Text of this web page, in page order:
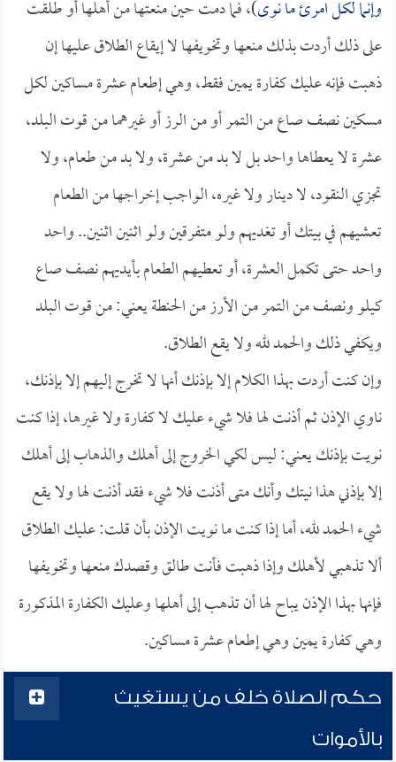
وإنما لكل امرئ ما نوى)، فما دمت حين منعتها من أهلها أو طلقت
على ذلك أردت بذلك منعها وتخويفها لا إيقاع الطلاق عليها إن
ذهبت فإنه عليك كفارة يمين فقط، وهي إطعام عشرة مساكين لكل
مسكين نصف صاع من التمر أو من الرز أو غيرهما من قوت البلد،
عشرة لا يعطاها واحد بل لا بد من عشرة، ولا بد من طعام، ولا
تجزي النقود، لا دينار ولا غيره، الواجب إخراجها من الطعام
تعشيهم في بيتك أو تغديهم ولو متفرقين ولو اثنين اثنين.. واحد
واحد حتى تكمل العشرة، أو تعطيهم الطعام بأيديهم نصف صاع
كيلو ونصف من التمر من الأرز من الحنطة يعني: من قوت البلد
ويكفي ذلك والحمد لله ولا يقع الطلاق.
وإن كنت أردت بهذا الكلام إلا بإذنك أنها لا تخرج إليهم إلا بإذنك،
ناوي الإذن ثم أذنت لها فلا شيء عليك لا كفارة ولا غيرها، إذا كنت
نويت بإذنك يعني: ليس لكي الخروج إلى أهلك والذهاب إلى أهلك
إلا بإذني هذا نيتك وأنك متى أذنت فلا شيء فقد أذنت لها ولا يقع
شيء الحمد لله، أما إذا كنت ما نويت الإذن بأن قلت: عليك الطلاق
ألا تذهبي لأهلك وإذا ذهبت فأنت طالق وقصدك منعها وتخويفها
فإنها بهذا الإذن يباح لها أن تذهب إلى أهلها وعليك الكفارة المذكورة
وهي كفارة يمين وهي إطعام عشرة مساكين.
حكم الصلاة خلف من يستغيث
بالأموات